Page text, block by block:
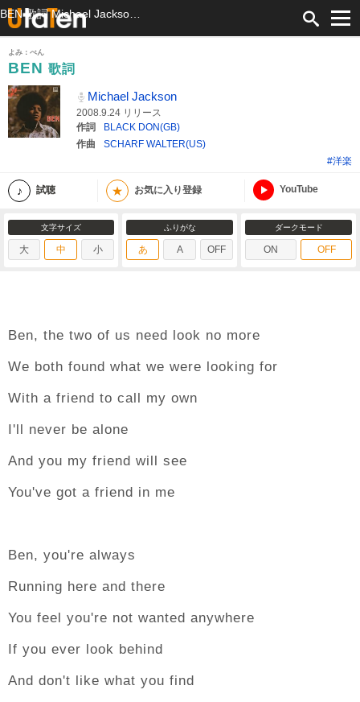
よみ：べん
BEN 歌詞
Michael Jackson
2008.9.24 リリース
作詞
BLACK DON(GB)
作曲
SCHARF WALTER(US)
#洋楽
試聴 ★ お気に入り登録 YouTube
文字サイズ
大 中 小
ふりがな
あ A OFF
ダークモード
ON OFF
Ben, the two of us need look no more
We both found what we were looking for
With a friend to call my own
I'll never be alone
And you my friend will see
You've got a friend in me
Ben, you're always
Running here and there
You feel you're not wanted anywhere
If you ever look behind
And don't like what you find